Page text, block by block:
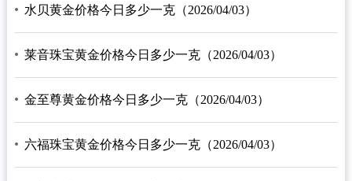
水贝黄金价格今日多少一克（2026/04/03）
莱音珠宝黄金价格今日多少一克（2026/04/03）
金至尊黄金价格今日多少一克（2026/04/03）
六福珠宝黄金价格今日多少一克（2026/04/03）